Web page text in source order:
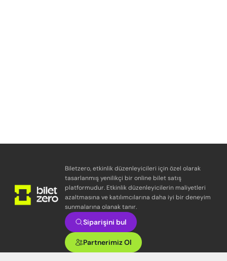
Biletzero, etkinlik düzenleyicileri için özel olarak
tasarlanmış yenilikçi bir online bilet satış
platformudur. Etkinlik düzenleyicilerin maliyetleri
azaltmasına ve katılımcılarına daha iyi bir deneyim
sunmalarına olanak tanır.
Siparişini bul
Partnerimiz Ol